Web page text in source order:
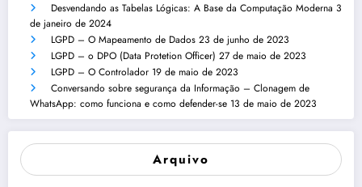
Desvendando as Tabelas Lógicas: A Base da Computação Moderna 3
de janeiro de 2024
LGPD – O Mapeamento de Dados 23 de junho de 2023
LGPD – o DPO (Data Protetion Officer) 27 de maio de 2023
LGPD – O Controlador 19 de maio de 2023
Conversando sobre segurança da Informação – Clonagem de
WhatsApp: como funciona e como defender-se 13 de maio de 2023
Arquivo